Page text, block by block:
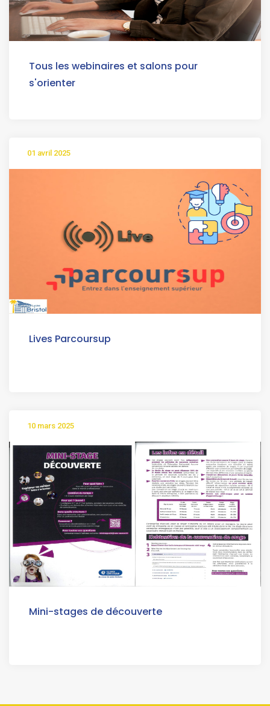
Tous les webinaires et salons pour
s'orienter
01 avril 2025
Lives Parcoursup
10 mars 2025
Mini-stages de découverte